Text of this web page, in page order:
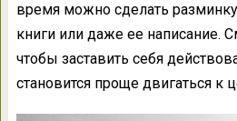
время можно сделать
книги или даже ее написание.
чтобы заставить себя
становится проще двигаться к